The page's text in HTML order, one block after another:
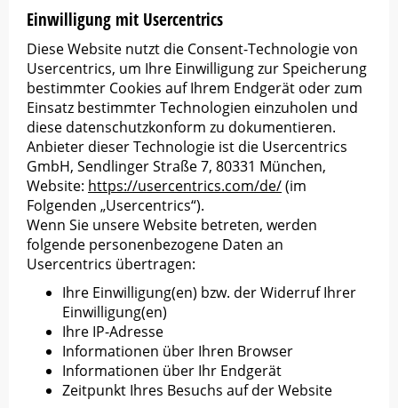
Einwilligung mit Usercentrics
Diese Website nutzt die Consent-Technologie von
Usercentrics, um Ihre Einwilligung zur Speicherung
bestimmter Cookies auf Ihrem Endgerät oder zum
Einsatz bestimmter Technologien einzuholen und
diese datenschutzkonform zu dokumentieren.
Anbieter dieser Technologie ist die Usercentrics
GmbH, Sendlinger Straße 7, 80331 München,
Website: https://usercentrics.com/de/(im
Folgenden „Usercentrics“).
Wenn Sie unsere Website betreten, werden
folgende personenbezogene Daten an
Usercentrics übertragen:
Ihre Einwilligung(en) bzw. der Widerruf Ihrer
Einwilligung(en)
Ihre IP-Adresse
Informationen über Ihren Browser
Informationen über Ihr Endgerät
Zeitpunkt Ihres Besuchs auf der Website